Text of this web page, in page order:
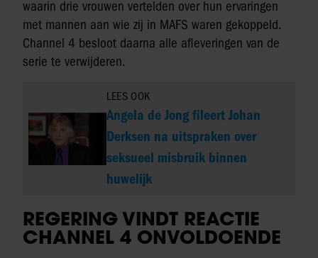
waarin drie vrouwen vertelden over hun ervaringen
met mannen aan wie zij in MAFS waren gekoppeld.
Channel 4 besloot daarna alle afleveringen van de
serie te verwijderen.
LEES OOK
Angela de Jong fileert Johan
Derksen na uitspraken over
seksueel misbruik binnen
huwelijk
REGERING VINDT REACTIE
CHANNEL 4 ONVOLDOENDE